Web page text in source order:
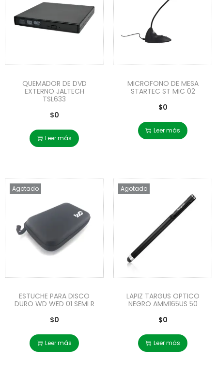
QUEMADOR DE DVD
EXTERNO JALTECH
TSL633
$0
Leer más
MICROFONO DE MESA
STARTEC ST MIC 02
$0
Leer más
Agotado
ESTUCHE PARA DISCO
DURO WD WED 01 SEMI R
$0
Leer más
Agotado
LAPIZ TARGUS OPTICO
NEGRO AMM165US 50
$0
Leer más